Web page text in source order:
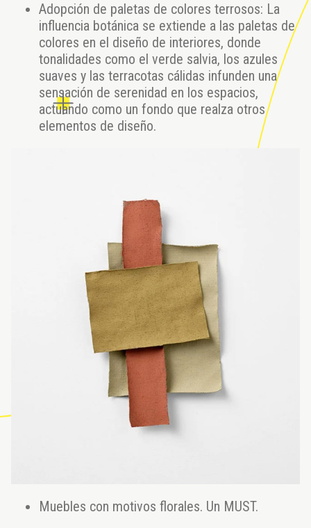
Adopción de paletas de colores terrosos: La
influencia botánica se extiende a las paletas de
colores en el diseño de interiores, donde
tonalidades como el verde salvia, los azules
suaves y las terracotas cálidas infunden una
sensación de serenidad en los espacios,
actuando como un fondo que realza otros
elementos de diseño.
Muebles con motivos florales. Un MUST.